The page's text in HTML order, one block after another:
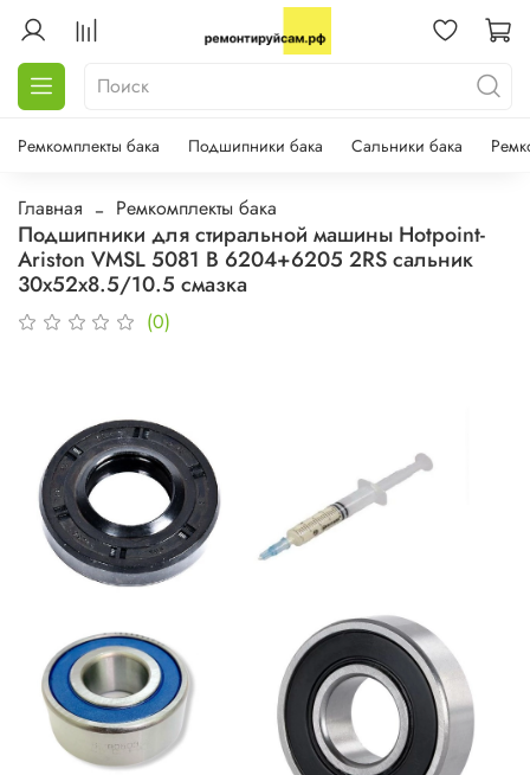
Ремкомплекты бака Подшипники бака Сальники бака
Главная Ремкомплекты бака
Подшипники для стиральной машины Hotpoint-
Ariston VMSL 5081 B 6204+6205 2RS сальник
30х52х8.5/10.5 смазка
(0)